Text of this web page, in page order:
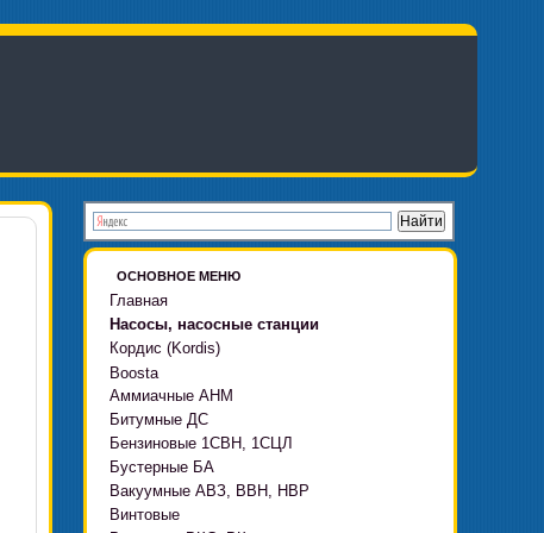
ОСНОВНОЕ МЕНЮ
Главная
Насосы, насосные станции
Кордис (Kordis)
Boosta
Boosta-F
Boosta-L
Boosta-APD установки
Аммиачные АНМ
Битумные ДС
Бензиновые 1СВН, 1СЦЛ
Бустерные БА
Вакуумные АВЗ, ВВН, НВР
Винтовые